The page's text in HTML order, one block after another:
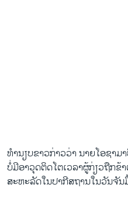
ທໍານຽບຂາວ​ກ່າວ​ວ່າ ນາຍ​ໂອຊາ​ມ
ບໍ່​ມີ​ອາວຸດ​ຕິດ​ໂຕ​ເວລາ​ຜູ້ກ່ຽວ​ຖືກ​
ສະຫະລັດ​ໃນ​ປາ​ກີ​ສຖານ​ໃນ​ວັນ​ຈັ